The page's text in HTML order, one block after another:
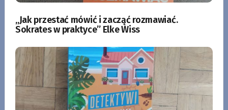
„Jak przestać mówić i zacząć rozmawiać.
Sokrates w praktyce” Elke Wiss